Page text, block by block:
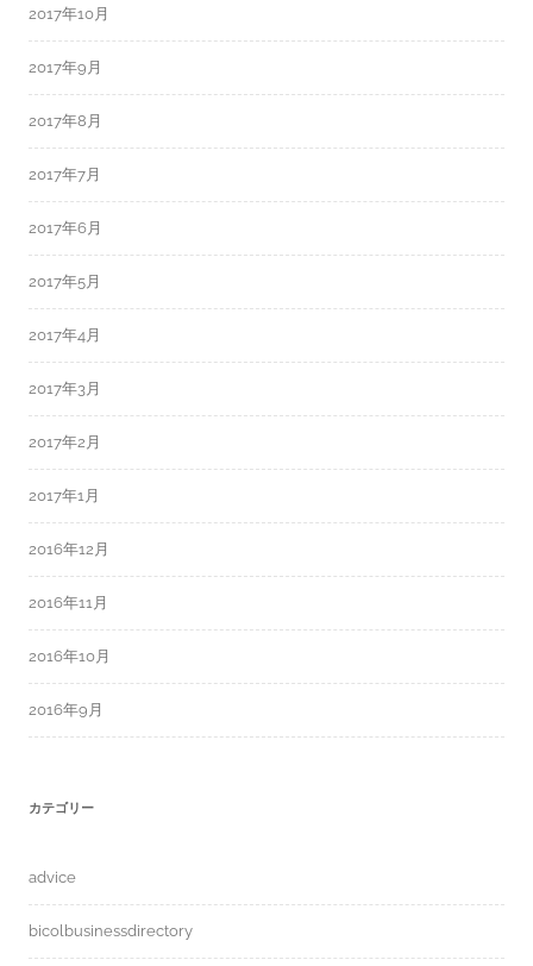
2017年10月
2017年9月
2017年8月
2017年7月
2017年6月
2017年5月
2017年4月
2017年3月
2017年2月
2017年1月
2016年12月
2016年11月
2016年10月
2016年9月
カテゴリー
advice
bicolbusinessdirectory